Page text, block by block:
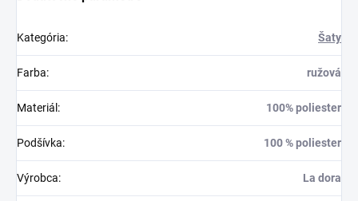
Kategória: Šaty
Farba: ružová
Materiál : 100% poliester
Podšívka: 100 % poliester
Výrobca: La dora